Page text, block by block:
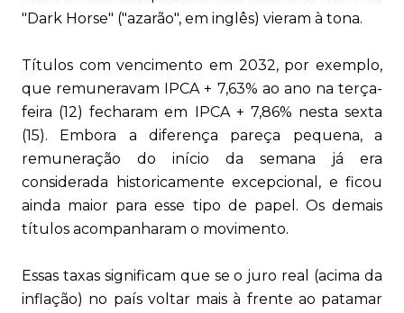
"Dark Horse" ("azarão", em inglês) vieram à tona.
Títulos com vencimento em 2032, por exemplo,
que remuneravam IPCA + 7,63% ao ano na terça-
feira (12) fecharam em IPCA + 7,86% nesta sexta
(15). Embora a diferença pareça pequena, a
remuneração do início da semana já era
considerada historicamente excepcional, e ficou
ainda maior para esse tipo de papel. Os demais
títulos acompanharam o movimento.
Essas taxas significam que se o juro real (acima da
inflação) no país voltar mais à frente ao patamar